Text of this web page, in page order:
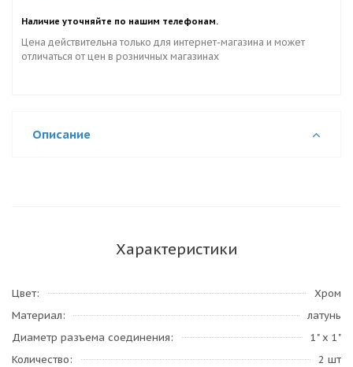
Наличие уточняйте по нашим телефонам.
Цена действительна только для интернет-магазина и может
отличаться от цен в розничных магазинах
Описание
Характеристики
Цвет
Хром
Материал
латунь
Диаметр разъема соединения
1" x 1"
Количество
2 шт